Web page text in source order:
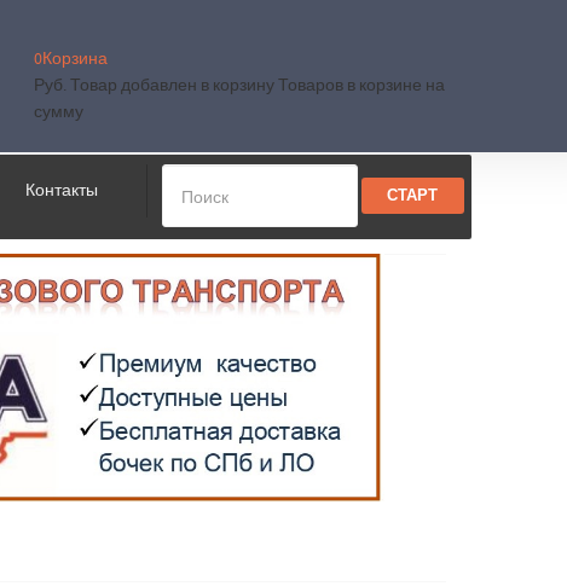
0Корзина
Руб. Товар добавлен в корзину Товаров в корзине на
сумму
Контакты